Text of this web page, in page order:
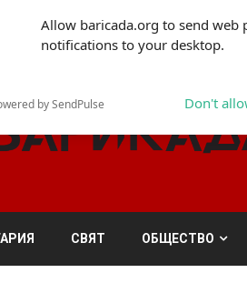
Allow baricada.org to send web
notifications to your desktop.
by SendPulse Don't
За контакти За реклама
СВЯТ ОБЩЕСТВО